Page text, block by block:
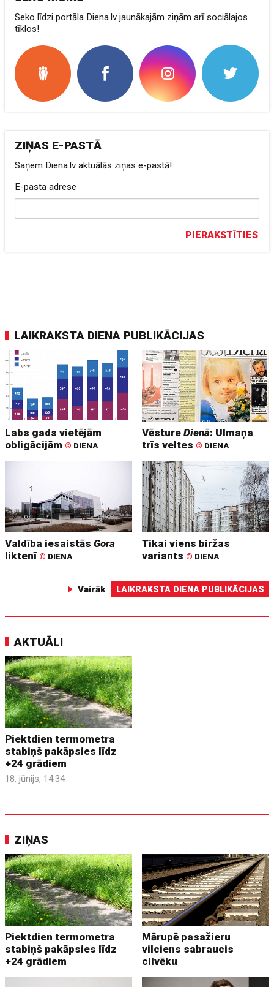
Seko līdzi portāla Diena.lv jaunākajām ziņām arī sociālajos
tīklos!
ZIŅAS E-PASTĀ
Saņem Diena.lv aktuālās ziņas e-pastā!
E-pasta adrese
PIERAKSTĪTIES
LAIKRAKSTA DIENA PUBLIKĀCIJAS
Labs gads vietējām
obligācijām © DIENA
VēstureDienā: Ulmaņa
trīs veltes © DIENA
Valdība iesaistāsGora
liktenī © DIENA
Tikai viens biržas
variants © DIENA
Vairāk LAIKRAKSTA DIENA PUBLIKĀCIJAS
AKTUĀLI
Piektdien termometra
stabiņš pakāpsies līdz
+24 grādiem
18. jūnijs, 14:34
ZIŅAS
Piektdien termometra
stabiņš pakāpsies līdz
+24 grādiem
Mārupē pasažieru
vilciens sabraucis
cilvēku